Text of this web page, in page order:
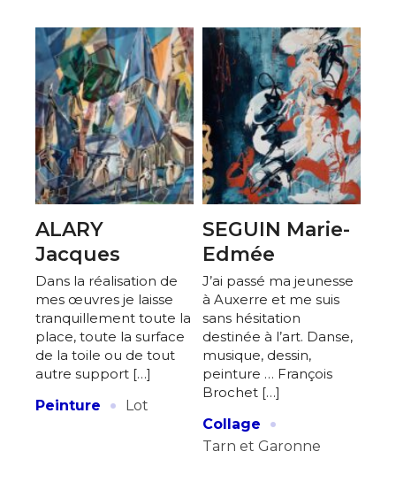
Statut / Organisation
J'accepte lestermes et conditions
* Champ obligatoire
ALARY
Jacques
Dans la réalisation de
mes œuvres je laisse
tranquillement toute la
place, toute la surface
de la toile ou de tout
autre support […]
Peinture
· Lot
SEGUIN Marie-
Edmée
J’ai passé ma jeunesse
à Auxerre et me suis
sans hésitation
destinée à l’art. Danse,
musique, dessin,
peinture … François
Brochet […]
Collage
·
Tarn et Garonne